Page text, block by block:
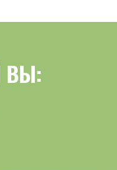
ВЫ: